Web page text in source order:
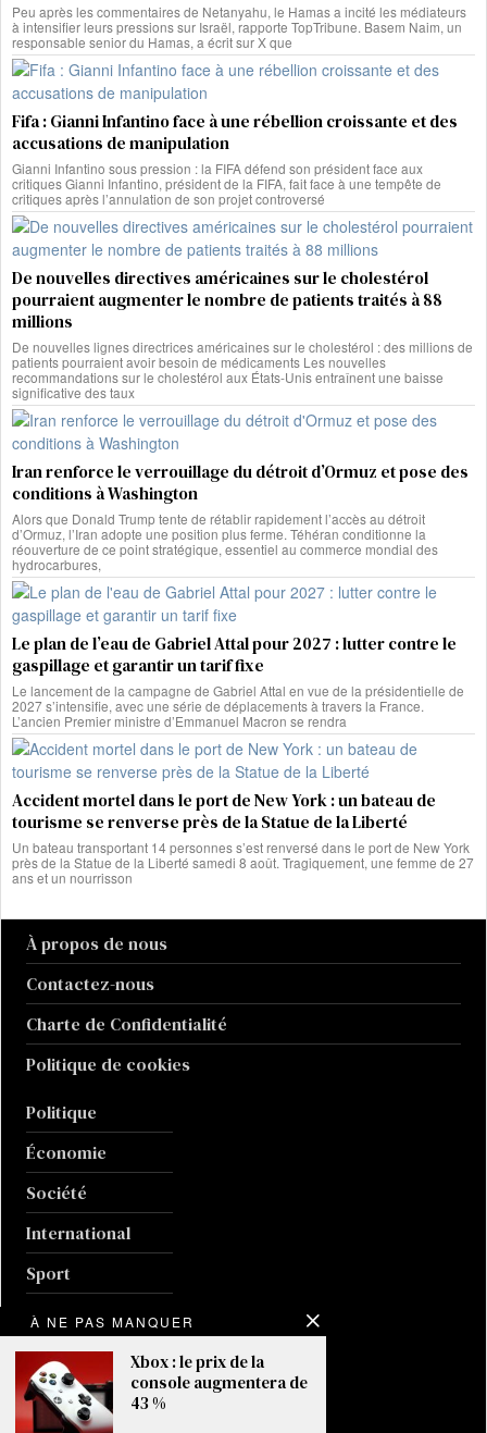
Peu après les commentaires de Netanyahu, le Hamas a incité les médiateurs
à intensifier leurs pressions sur Israël, rapporte TopTribune. Basem Naim, un
responsable senior du Hamas, a écrit sur X que
Fifa : Gianni Infantino face à une rébellion croissante et des
accusations de manipulation
Gianni Infantino sous pression : la FIFA défend son président face aux
critiques Gianni Infantino, président de la FIFA, fait face à une tempête de
critiques après l’annulation de son projet controversé
De nouvelles directives américaines sur le cholestérol
pourraient augmenter le nombre de patients traités à 88
millions
De nouvelles lignes directrices américaines sur le cholestérol : des millions de
patients pourraient avoir besoin de médicaments Les nouvelles
recommandations sur le cholestérol aux États-Unis entraînent une baisse
significative des taux
Iran renforce le verrouillage du détroit d’Ormuz et pose des
conditions à Washington
Alors que Donald Trump tente de rétablir rapidement l’accès au détroit
d’Ormuz, l’Iran adopte une position plus ferme. Téhéran conditionne la
réouverture de ce point stratégique, essentiel au commerce mondial des
hydrocarbures,
Le plan de l’eau de Gabriel Attal pour 2027 : lutter contre le
gaspillage et garantir un tarif fixe
Le lancement de la campagne de Gabriel Attal en vue de la présidentielle de
2027 s’intensifie, avec une série de déplacements à travers la France.
L’ancien Premier ministre d’Emmanuel Macron se rendra
Accident mortel dans le port de New York : un bateau de
tourisme se renverse près de la Statue de la Liberté
Un bateau transportant 14 personnes s’est renversé dans le port de New York
près de la Statue de la Liberté samedi 8 août. Tragiquement, une femme de 27
ans et un nourrisson
À propos de nous
Contactez-nous
Charte de Confidentialité
Politique de cookies
Politique
Économie
Société
International
Sport
Culture
Guerre en Ukraine
Climat
À NE PAS MANQUER
Xbox : le prix de la
console augmentera de
43 %